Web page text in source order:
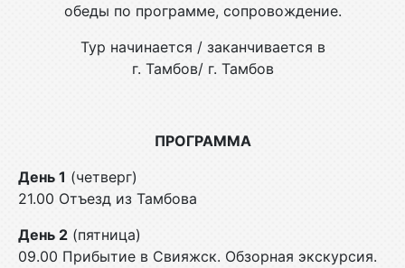
обеды по программе, сопровождение.
Тур начинается / заканчивается в
г. Тамбов/ г. Тамбов
ПРОГРАММА
День 1 (четверг)
21.00 Отъезд из Тамбова
День 2 (пятница)
09.00 Прибытие в Свияжск. Обзорная экскурсия.